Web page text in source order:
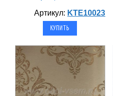
Артикул: KTE10023